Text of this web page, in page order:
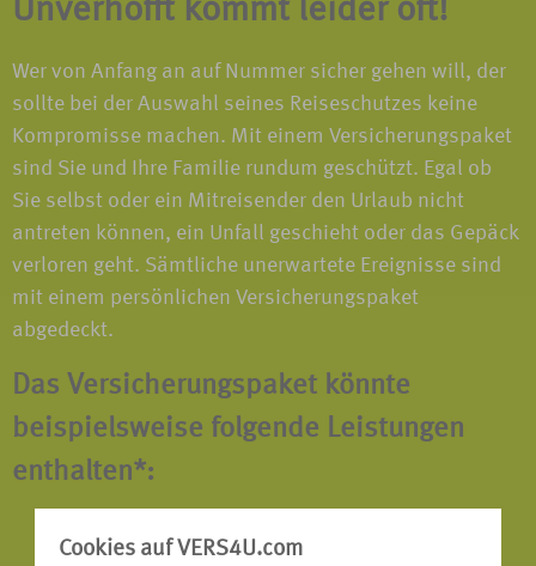
Cookies auf VERS4U.com
Unverhofft kommt leider oft!
Wer von Anfang an auf Nummer sicher gehen will, der
sollte bei der Auswahl seines Reiseschutzes keine
Kompromisse machen. Mit einem Versicherungspaket
sind Sie und Ihre Familie rundum geschützt. Egal ob
Sie selbst oder ein Mitreisender den Urlaub nicht
antreten können, ein Unfall geschieht oder das Gepäck
verloren geht. Sämtliche unerwartete Ereignisse sind
mit einem persönlichen Versicherungspaket
abgedeckt.
Das Versicherungspaket könnte
beispielsweise folgende Leistungen
enthalten*: